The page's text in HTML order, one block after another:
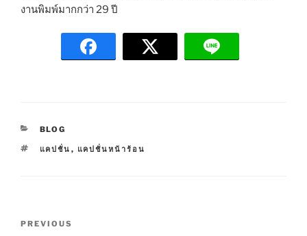
งานพิมพ์มากกว่า 29 ปี
C
T
E
BLOG
T
แคปชั่น , แคปชั่นหน้าร้อน
P
PREVIOUS